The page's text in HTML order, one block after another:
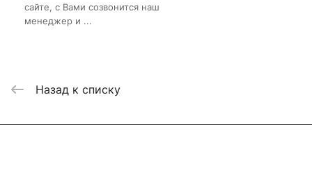
сайте, с Вами созвонится наш
менеджер и ...
Назад к списку